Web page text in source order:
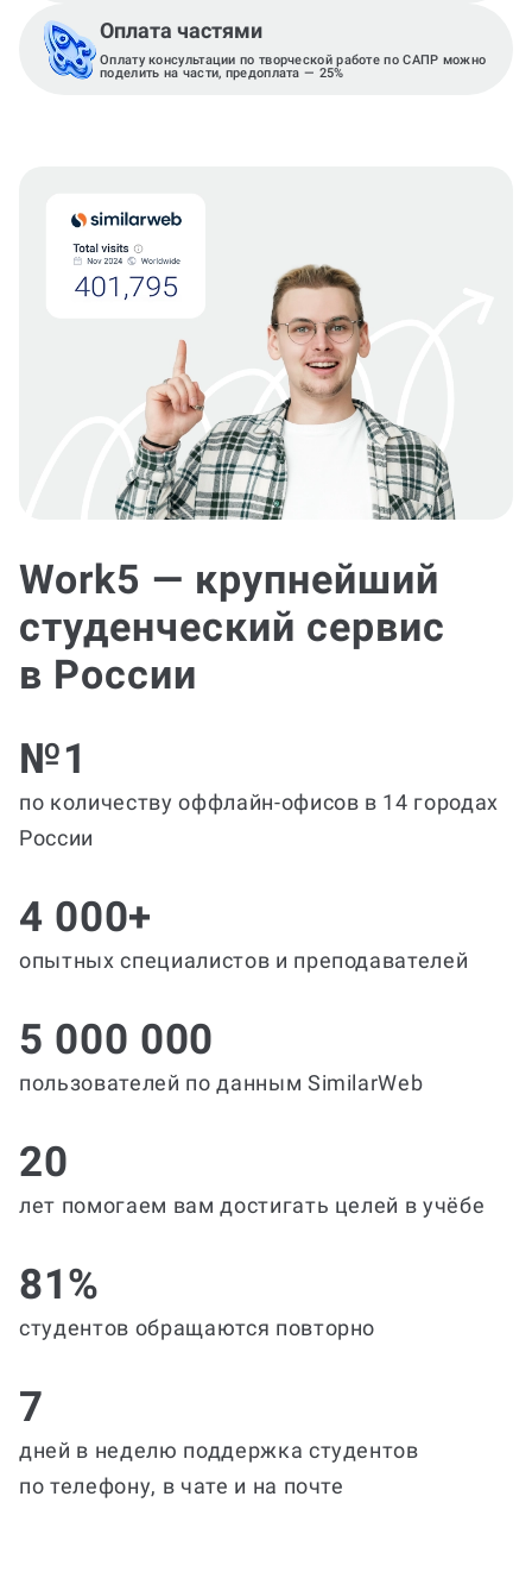
Оплата частями
Оплату консультации по творческой работе по САПР можно
поделить на части, предоплата — 25%
Work5 — крупнейший
студенческий сервис
в России
№1
по количеству оффлайн-офисов в 14 городах
России
4 000+
опытных специалистов и преподавателей
5 000 000
пользователей по данным SimilarWeb
20
лет помогаем вам достигать целей в учёбе
81%
студентов обращаются повторно
7
дней в неделю поддержка студентов
по телефону, в чате и на почте